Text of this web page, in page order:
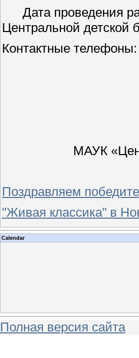
Дата проведения
Центральной детской
Контактные
МАУК
Поздравляем
"Живая классика" в
Calendar
Полная версия сайта